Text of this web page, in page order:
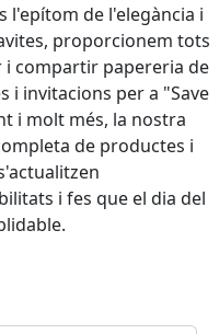
l'epítom de l'elegància i
proporcionem tots
i compartir papereria de
i invitacions per a "Save
i molt més, la nostra
de productes i
i fes que el dia del